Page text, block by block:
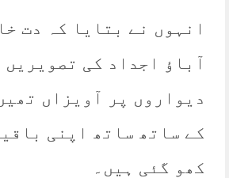
انہوں نے بتایا کہ دت
آباؤ اجداد کی تصویریں
دیواروں پر آویزاں
کے ساتھ ساتھ اپنی
کھو گئی ہیں۔